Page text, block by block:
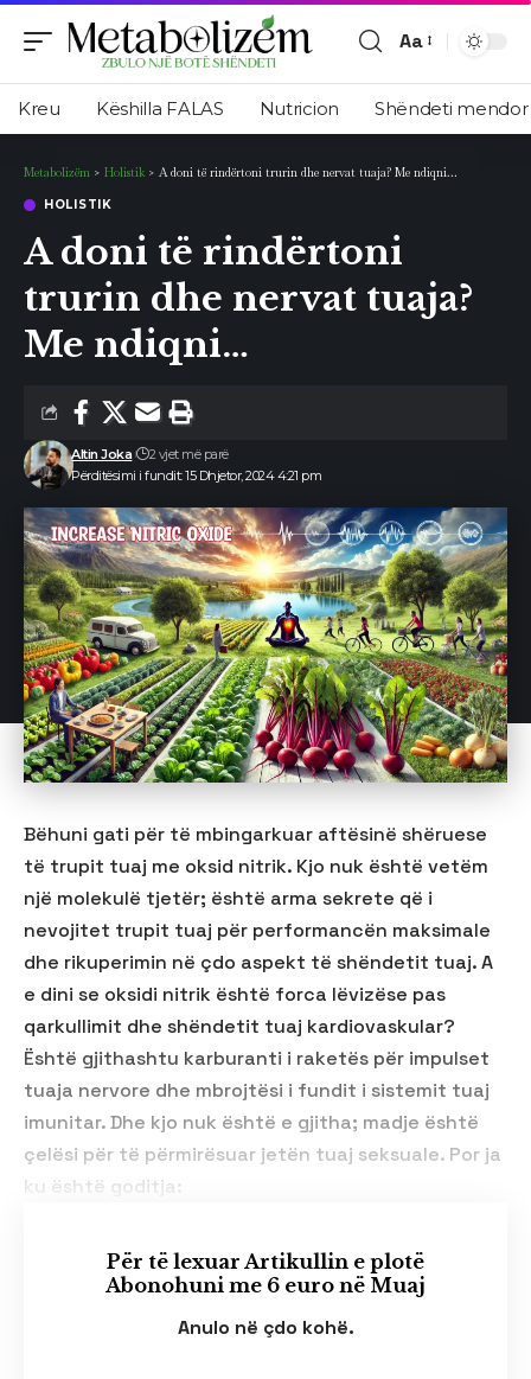
Ndryshimi
i
madhësisë
shkronjave
Aa
Kreu Këshilla FALAS Nutricion Shëndeti mendor
Metabolizëm > Holistik > A doni të rindërtoni trurin dhe nervat tuaja? Me ndiqni…
HOLISTIK
A doni të rindërtoni
trurin dhe nervat tuaja?
Me ndiqni…
Përditësimi i fundit: 15 Dhjetor, 2024 4:21 pm
Altin Joka 2 vjet më parë
Bëhuni gati për të mbingarkuar aftësinë shëruese
të trupit tuaj me oksid nitrik. Kjo nuk është vetëm
një molekulë tjetër; është arma sekrete që i
nevojitet trupit tuaj për performancën maksimale
dhe rikuperimin në çdo aspekt të shëndetit tuaj. A
e dini se oksidi nitrik është forca lëvizëse pas
qarkullimit dhe shëndetit tuaj kardiovaskular?
Është gjithashtu karburanti i raketës për impulset
tuaja nervore dhe mbrojtësi i fundit i sistemit tuaj
imunitar. Dhe kjo nuk është e gjitha; madje është
çelësi për të përmirësuar jetën tuaj seksuale. Por ja
ku është goditja:
Për të lexuar Artikullin e plotë
Abonohuni me 6 euro në Muaj
Anulo në çdo kohë.